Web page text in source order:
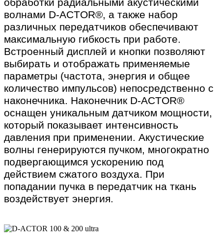
обработки радиальными акустическими
волнами D-ACTOR®, а также набор
различных передатчиков обеспечивают
максимальную гибкость при работе.
Встроенный дисплей и кнопки позволяют
выбирать и отображать применяемые
параметры (частота, энергия и общее
количество импульсов) непосредственно с
наконечника. Наконечник D-ACTOR®
оснащен уникальным датчиком мощности,
который показывает интенсивность
давления при применении. Акустические
волны генерируются пучком, многократно
подвергающимся ускорению под
действием сжатого воздуха. При
попадании пучка в передатчик на ткань
воздействует энергия.